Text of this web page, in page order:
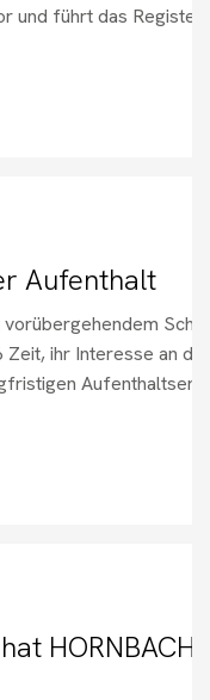
und führt das
Aufenthalt
Zeit, ihr Interesse an der
HORNBACH